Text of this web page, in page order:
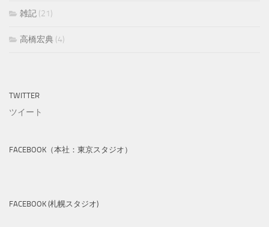
雑記 (21)
高橋宏典 (4)
TWITTER
ツイート
FACEBOOK（本社：東京スタジオ）
FACEBOOK (札幌スタジオ)